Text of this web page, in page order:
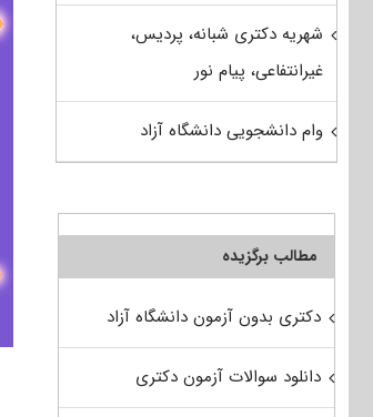
شهریه دکتری شبانه، پردیس،
غیرانتفاعی، پیام نور
وام دانشجویی دانشگاه آزاد
مطالب برگزیده
دکتری بدون آزمون دانشگاه آزاد
دانلود سوالات آزمون دکتری